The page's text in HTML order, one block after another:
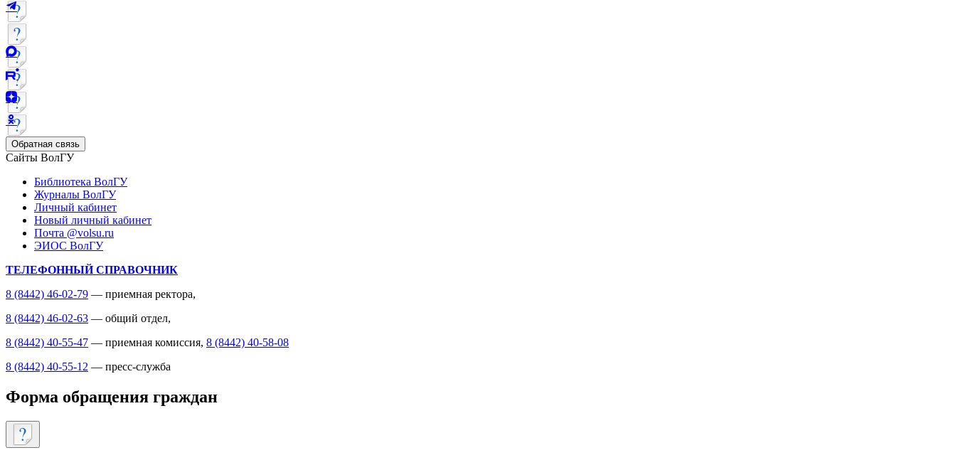
Обратная связь
Сайты ВолГУ
Библиотека ВолГУ
Журналы ВолГУ
Личный кабинет
Новый личный кабинет
Почта @volsu.ru
ЭИОС ВолГУ
ТЕЛЕФОННЫЙ СПРАВОЧНИК
8 (8442) 46-02-79 — приемная ректора,
8 (8442) 46-02-63 — общий отдел,
8 (8442) 40-55-47 — приемная комиссия, 8 (8442) 40-58-08
8 (8442) 40-55-12 — пресс-служба
Форма обращения граждан